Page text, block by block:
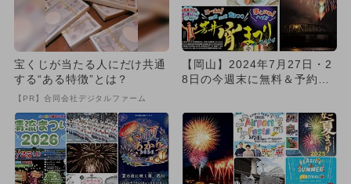
宝くじが当たる人にだけ共通
する“ある特徴”とは？
【PR】合同会社デジタルファーム
【岡山】2024年7月27日・2
8日の今週末に無料＆予約不